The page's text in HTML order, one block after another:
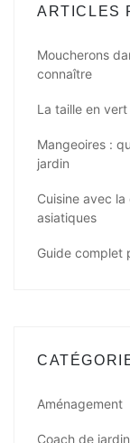
ARTICLES
Moucherons
connaître
La taille en
Mangeoires :
jardin
Cuisine avec
asiatiques
Guide complet
Aménagement
Coach de jardin